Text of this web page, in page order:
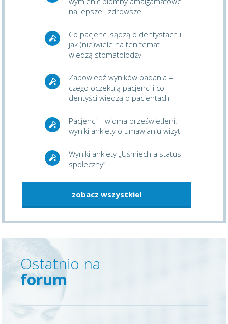
na lepsze i zdrowsze
Co pacjenci sądzą o dentystach i
jak (nie)wiele na ten temat
wiedzą stomatolodzy
Zapowiedź wyników badania –
czego oczekują pacjenci i co
dentyści wiedzą o pacjentach
Pacjenci – widma prześwietleni:
wyniki ankiety o umawianiu wizyt
Wyniki ankiety „Uśmiech a status
społeczny”
zobacz wszystkie!
Ostatnio na
forum